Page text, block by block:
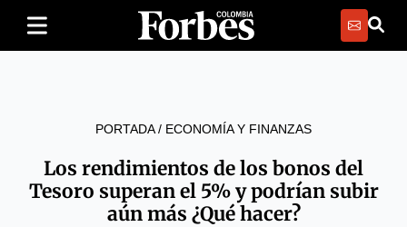
PORTADA/ ECONOMÍA Y FINANZAS
Los rendimientos de los bonos del
Tesoro superan el 5% y podrían subir
aún más ¿Qué hacer?